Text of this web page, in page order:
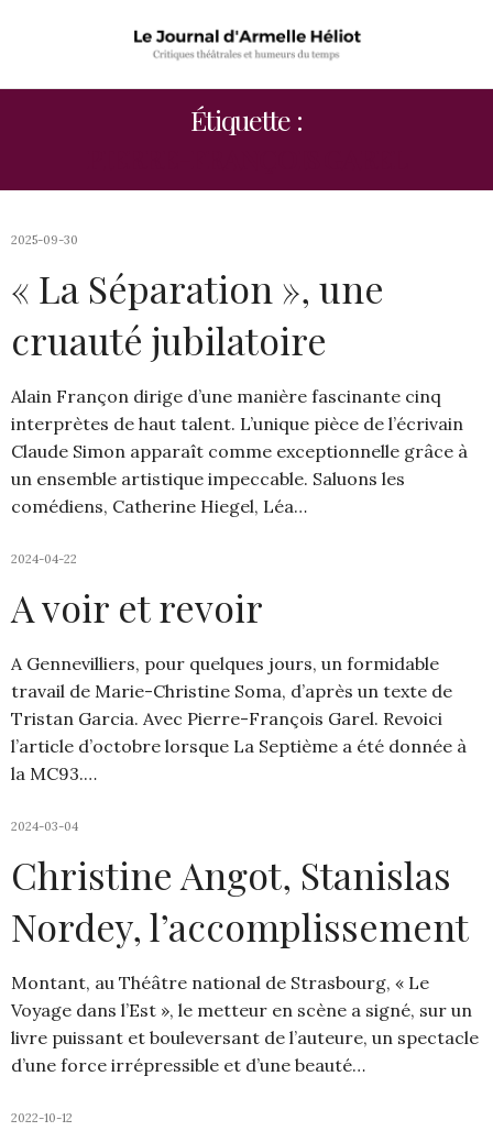
Étiquette :
2025-09-30
« La Séparation », une
cruauté jubilatoire
Alain Françon dirige d’une manière fascinante cinq
interprètes de haut talent. L’unique pièce de l’écrivain
Claude Simon apparaît comme exceptionnelle grâce à
un ensemble artistique impeccable. Saluons les
comédiens, Catherine Hiegel, Léa…
2024-04-22
A voir et revoir
A Gennevilliers, pour quelques jours, un formidable
travail de Marie-Christine Soma, d’après un texte de
Tristan Garcia. Avec Pierre-François Garel. Revoici
l’article d’octobre lorsque La Septième a été donnée à
la MC93.…
2024-03-04
Christine Angot, Stanislas
Nordey, l’accomplissement
Montant, au Théâtre national de Strasbourg, « Le
Voyage dans l’Est », le metteur en scène a signé, sur un
livre puissant et bouleversant de l’auteure, un spectacle
d’une force irrépressible et d’une beauté…
2022-10-12